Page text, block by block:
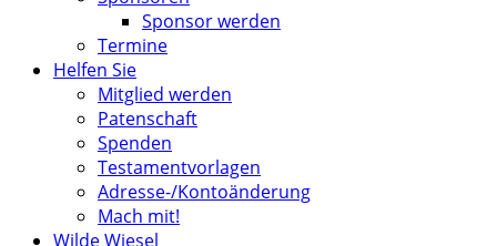
Sponsor werden
Termine
Helfen Sie
Mitglied werden
Patenschaft
Spenden
Testamentvorlagen
Adresse-/Kontoänderung
Mach mit!
Wilde Wiesel